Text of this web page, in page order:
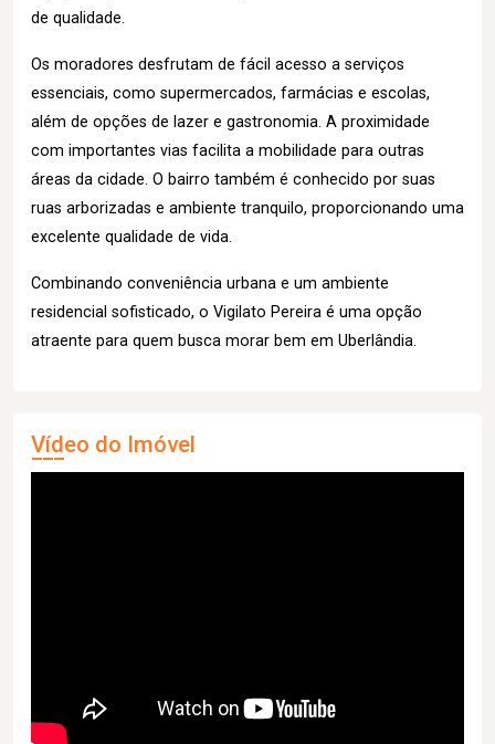
de qualidade.
Os moradores desfrutam de fácil acesso a serviços
essenciais, como supermercados, farmácias e escolas,
além de opções de lazer e gastronomia. A proximidade
com importantes vias facilita a mobilidade para outras
áreas da cidade. O bairro também é conhecido por suas
ruas arborizadas e ambiente tranquilo, proporcionando uma
excelente qualidade de vida.
Combinando conveniência urbana e um ambiente
residencial sofisticado, o Vigilato Pereira é uma opção
atraente para quem busca morar bem em Uberlândia.
Vídeo do Imóvel